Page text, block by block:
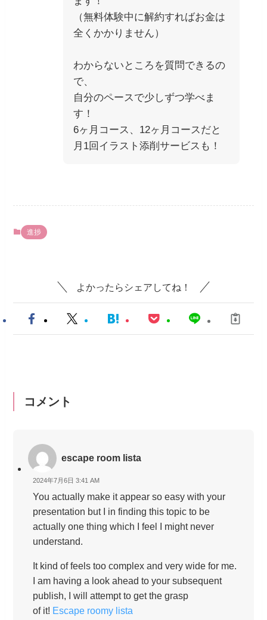
（無料体験中に解約すればお金は
全くかかりません）
わからないところを質問できるの
で、
自分のペースで少しずつ学べま
す！
6ヶ月コース、12ヶ月コースだと
月1回イラスト添削サービスも！
進捗
よかったらシェアしてね！
コメント
escape room lista
2024年7月6日 3:41 AM
You actually make it appear so easy with your
presentation but I in finding this topic to be
actually one thing which I feel I might never
understand.
It kind of feels too complex and very wide for me.
I am having a look ahead to your subsequent
publish, I will attempt to get the grasp
of it! Escape roomy lista